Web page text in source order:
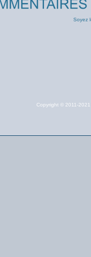
Soyez
Copyright © 2011-